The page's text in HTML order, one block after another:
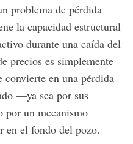
problema de pérdida
la capacidad estructural
durante una caída del
precios es simplemente
en una pérdida
—ya sea por sus
por un mecanismo
en el fondo del pozo.